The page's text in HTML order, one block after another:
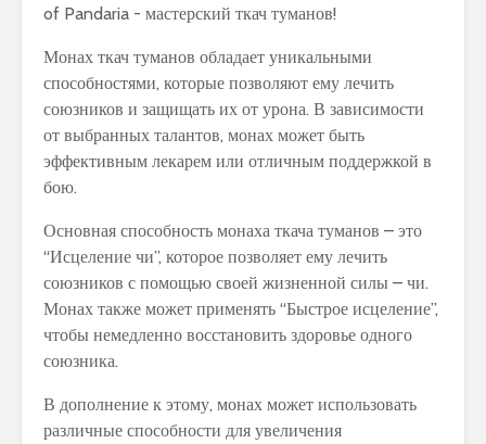
Монах ткач туманов обладает уникальными
способностями, которые позволяют ему лечить
союзников и защищать их от урона. В зависимости
от выбранных талантов, монах может быть
эффективным лекарем или отличным поддержкой в
бою.
Основная способность монаха ткача туманов – это
“Исцеление чи”, которое позволяет ему лечить
союзников с помощью своей жизненной силы – чи.
Монах также может применять “Быстрое исцеление”,
чтобы немедленно восстановить здоровье одного
союзника.
В дополнение к этому, монах может использовать
различные способности для увеличения